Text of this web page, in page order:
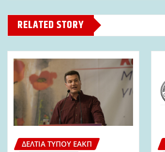
RELATED STORY
ΔΕΛΤΊΑ ΤΎΠΟΥ ΕΑΚΠ